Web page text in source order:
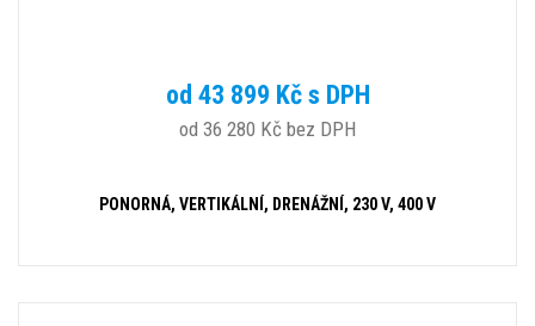
od 43 899 Kč s DPH
od 36 280 Kč bez DPH
PONORNÁ, VERTIKÁLNÍ, DRENÁŽNÍ, 230 V, 400 V